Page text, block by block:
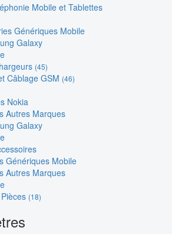
Mobile et Tablettes
Génériques Mobile
Galaxy
(45)
Câblage GSM (46)
Nokia
Autres Marques
Galaxy
Génériques Mobile
Autres Marques
(18)